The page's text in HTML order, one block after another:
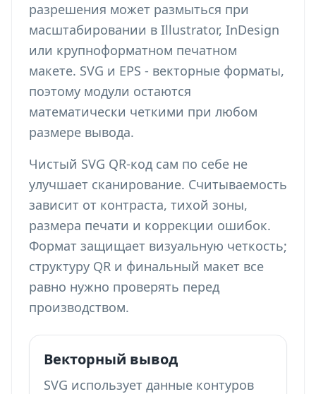
разрешения может размыться при
масштабировании в Illustrator, InDesign
или крупноформатном печатном
макете. SVG и EPS - векторные форматы,
поэтому модули остаются
математически четкими при любом
размере вывода.
Чистый SVG QR-код сам по себе не
улучшает сканирование. Считываемость
зависит от контраста, тихой зоны,
размера печати и коррекции ошибок.
Формат защищает визуальную четкость;
структуру QR и финальный макет все
равно нужно проверять перед
производством.
Векторный вывод
SVG использует данные контуров